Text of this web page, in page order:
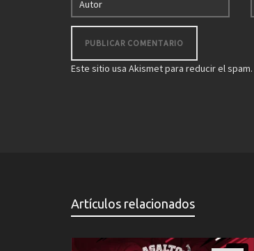
Este sitio usa Akismet para reducir el spam.
Artículos relacionados